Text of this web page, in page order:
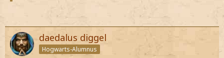
daedalus diggel
Hogwarts-Alumnus